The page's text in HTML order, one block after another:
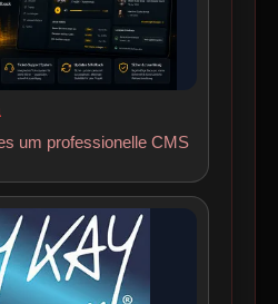
um professionelle CMS